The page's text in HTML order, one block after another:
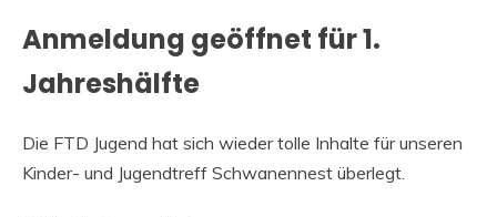
Anmeldung geöffnet für 1.
Jahreshälfte
Die FTD Jugend hat sich wieder tolle Inhalte für unseren
Kinder- und Jugendtreff Schwanennest überlegt.